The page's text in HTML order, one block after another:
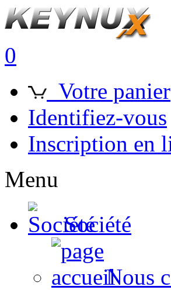
0
Votre panier
Identifiez-vous
Inscription en
Menu
Société
Nous